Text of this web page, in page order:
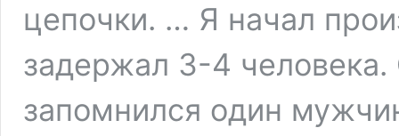
цепочки. … Я начал
задержал 3-4
запомнился один